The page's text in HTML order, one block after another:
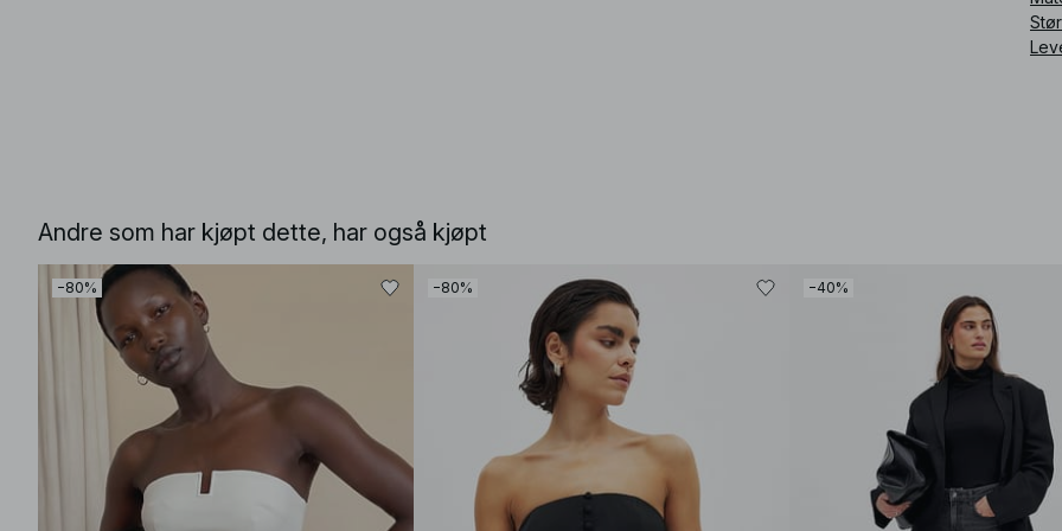
Andre som har kjøpt dette, har også kjøpt
−80% −80% −40%